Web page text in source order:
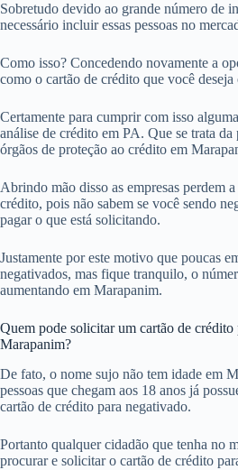
Sobretudo devido ao grande número de
necessário incluir essas pessoas no
Como isso? Concedendo novamente a
como o cartão de crédito que você
Certamente para cumprir com isso
análise de crédito em PA. Que se trata
órgãos de proteção ao crédito em
Abrindo mão disso as empresas perdem
crédito, pois não sabem se você sendo
pagar o que está solicitando.
Justamente por este motivo que poucas
negativados, mas fique tranquilo, o
aumentando em Marapanim.
Quem pode solicitar um cartão de crédito
Marapanim?
De fato, o nome sujo não tem idade em
pessoas que chegam aos 18 anos já
cartão de crédito para negativado.
Portanto qualquer cidadão que tenha no
procurar e solicitar o cartão de crédito